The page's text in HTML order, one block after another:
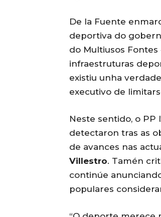
De la Fuente
deportiva do
do Multiusos Fontes
infraestruturas
existiu unha
executivo de
Neste sentido, o
detectaron tras as
de avances nas
Villestro. Tamén
continúe
populares